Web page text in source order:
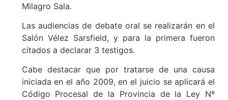
Milagro Sala.
Las audiencias de debate oral se realizarán en el
Salón Vélez Sarsfield, y para la primera fueron
citados a declarar 3 testigos.
Cabe destacar que por tratarse de una causa
iniciada en el año 2009, en el juicio se aplicará el
Código Procesal de la Provincia de la Ley Nº